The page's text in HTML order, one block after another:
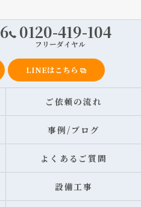
0120-419-104
フリーダイヤル
LINEはこちら
ご依頼の流れ
事例/ブログ
よくあるご質問
設備工事